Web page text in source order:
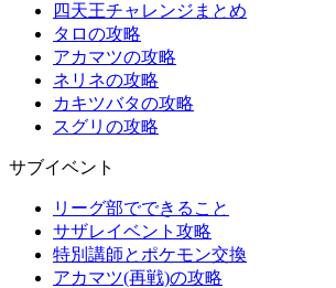
四天王チャレンジまとめ
タロの攻略
アカマツの攻略
ネリネの攻略
カキツバタの攻略
スグリの攻略
サブイベント
リーグ部でできること
サザレイベント攻略
特別講師とポケモン交換
アカマツ(再戦)の攻略